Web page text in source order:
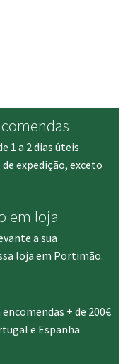
1 a 2 dias úteis
expedição, exceto
em loja
a sua
loja em Portimão.
+ de 200€
e Espanha